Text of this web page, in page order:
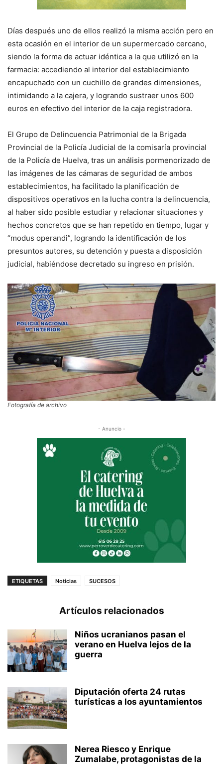
Días después uno de ellos realizó la misma acción pero en
esta ocasión en el interior de un supermercado cercano,
siendo la forma de actuar idéntica a la que utilizó en la
farmacia: accediendo al interior del establecimiento
encapuchado con un cuchillo de grandes dimensiones,
intimidando a la cajera, y logrando sustraer unos 600
euros en efectivo del interior de la caja registradora.
El Grupo de Delincuencia Patrimonial de la Brigada
Provincial de la Policía Judicial de la comisaría provincial
de la Policía de Huelva, tras un análisis pormenorizado de
las imágenes de las cámaras de seguridad de ambos
establecimientos, ha facilitado la planificación de
dispositivos operativos en la lucha contra la delincuencia,
al haber sido posible estudiar y relacionar situaciones y
hechos concretos que se han repetido en tiempo, lugar y
“modus operandi”, logrando la identificación de los
presuntos autores, su detención y puesta a disposición
judicial, habiéndose decretado su ingreso en prisión.
Fotografía de archivo
- Anuncio -
ETIQUETAS Noticias SUCESOS
Artículos relacionados
Niños ucranianos pasan el
verano en Huelva lejos de la
guerra
Diputación oferta 24 rutas
turísticas a los ayuntamientos
Nerea Riesco y Enrique
Zumalabe, protagonistas de la